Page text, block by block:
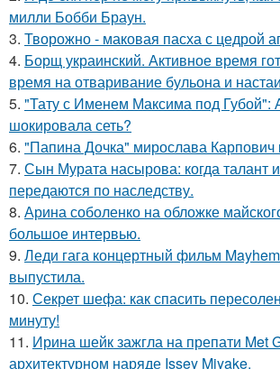
милли Бобби Браун.
3. Творожно - маковая пасха с цедрой
4. Борщ украинский. Активное время
время на отваривание бульона и
5. "Тату с Именем Максима под Губой":
шокировала сеть?
6. "Папина Дочка" мирослава
7. Сын Мурата насырова: когда талант
передаются по наследству.
8. Арина соболенко на обложке
большое интервью.
9. Леди гага концертный фильм
выпустила.
10. Секрет шефа: как спасить
минуту!
11. Ирина шейк зажгла на препати Met
архитектурном наряде Issey Miyake.